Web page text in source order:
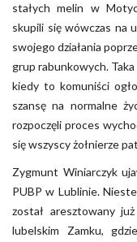
stałych melin w
skupili się wówczas na
swojego działania
grup rabunkowych.
kiedy to komuniści
szansę na normalne
rozpoczęli proces
się wszyscy żołnierze
Zygmunt Winiarczyk
PUBP w Lublinie.
został aresztowany
lubelskim Zamku,